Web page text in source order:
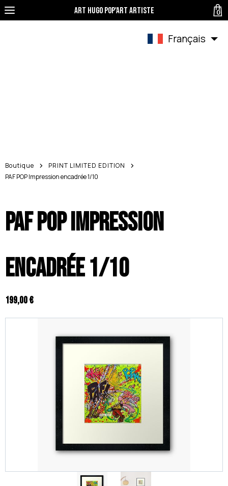
Art Hugo pop'art Artiste
Français
Boutique
PRINT LIMITED EDITION
PAF POP Impression encadrée 1/10
PAF POP Impression
encadrée 1/10
199,00 €
0